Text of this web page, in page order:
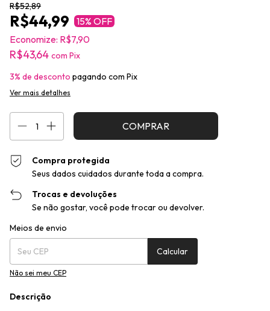
R$52,89
R$44,99 15% OFF
Economize: R$7,90
R$43,64 com Pix
3% de desconto pagando com Pix
Ver mais detalhes
Compra protegida
Seus dados cuidados durante toda a compra.
Trocas e devoluções
Se não gostar, você pode trocar ou devolver.
Entregas para o CEP:
Meios de envio
Calcular
Não sei meu CEP
Descrição